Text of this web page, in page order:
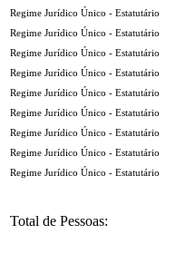
Regime Jurídico Único - Estatutário
Regime Jurídico Único - Estatutário
Regime Jurídico Único - Estatutário
Regime Jurídico Único - Estatutário
Regime Jurídico Único - Estatutário
Regime Jurídico Único - Estatutário
Regime Jurídico Único - Estatutário
Regime Jurídico Único - Estatutário
Regime Jurídico Único - Estatutário
Total de Pessoas: